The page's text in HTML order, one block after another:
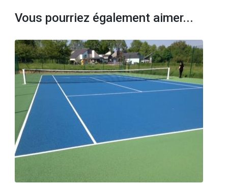
Vous pourriez également aimer...